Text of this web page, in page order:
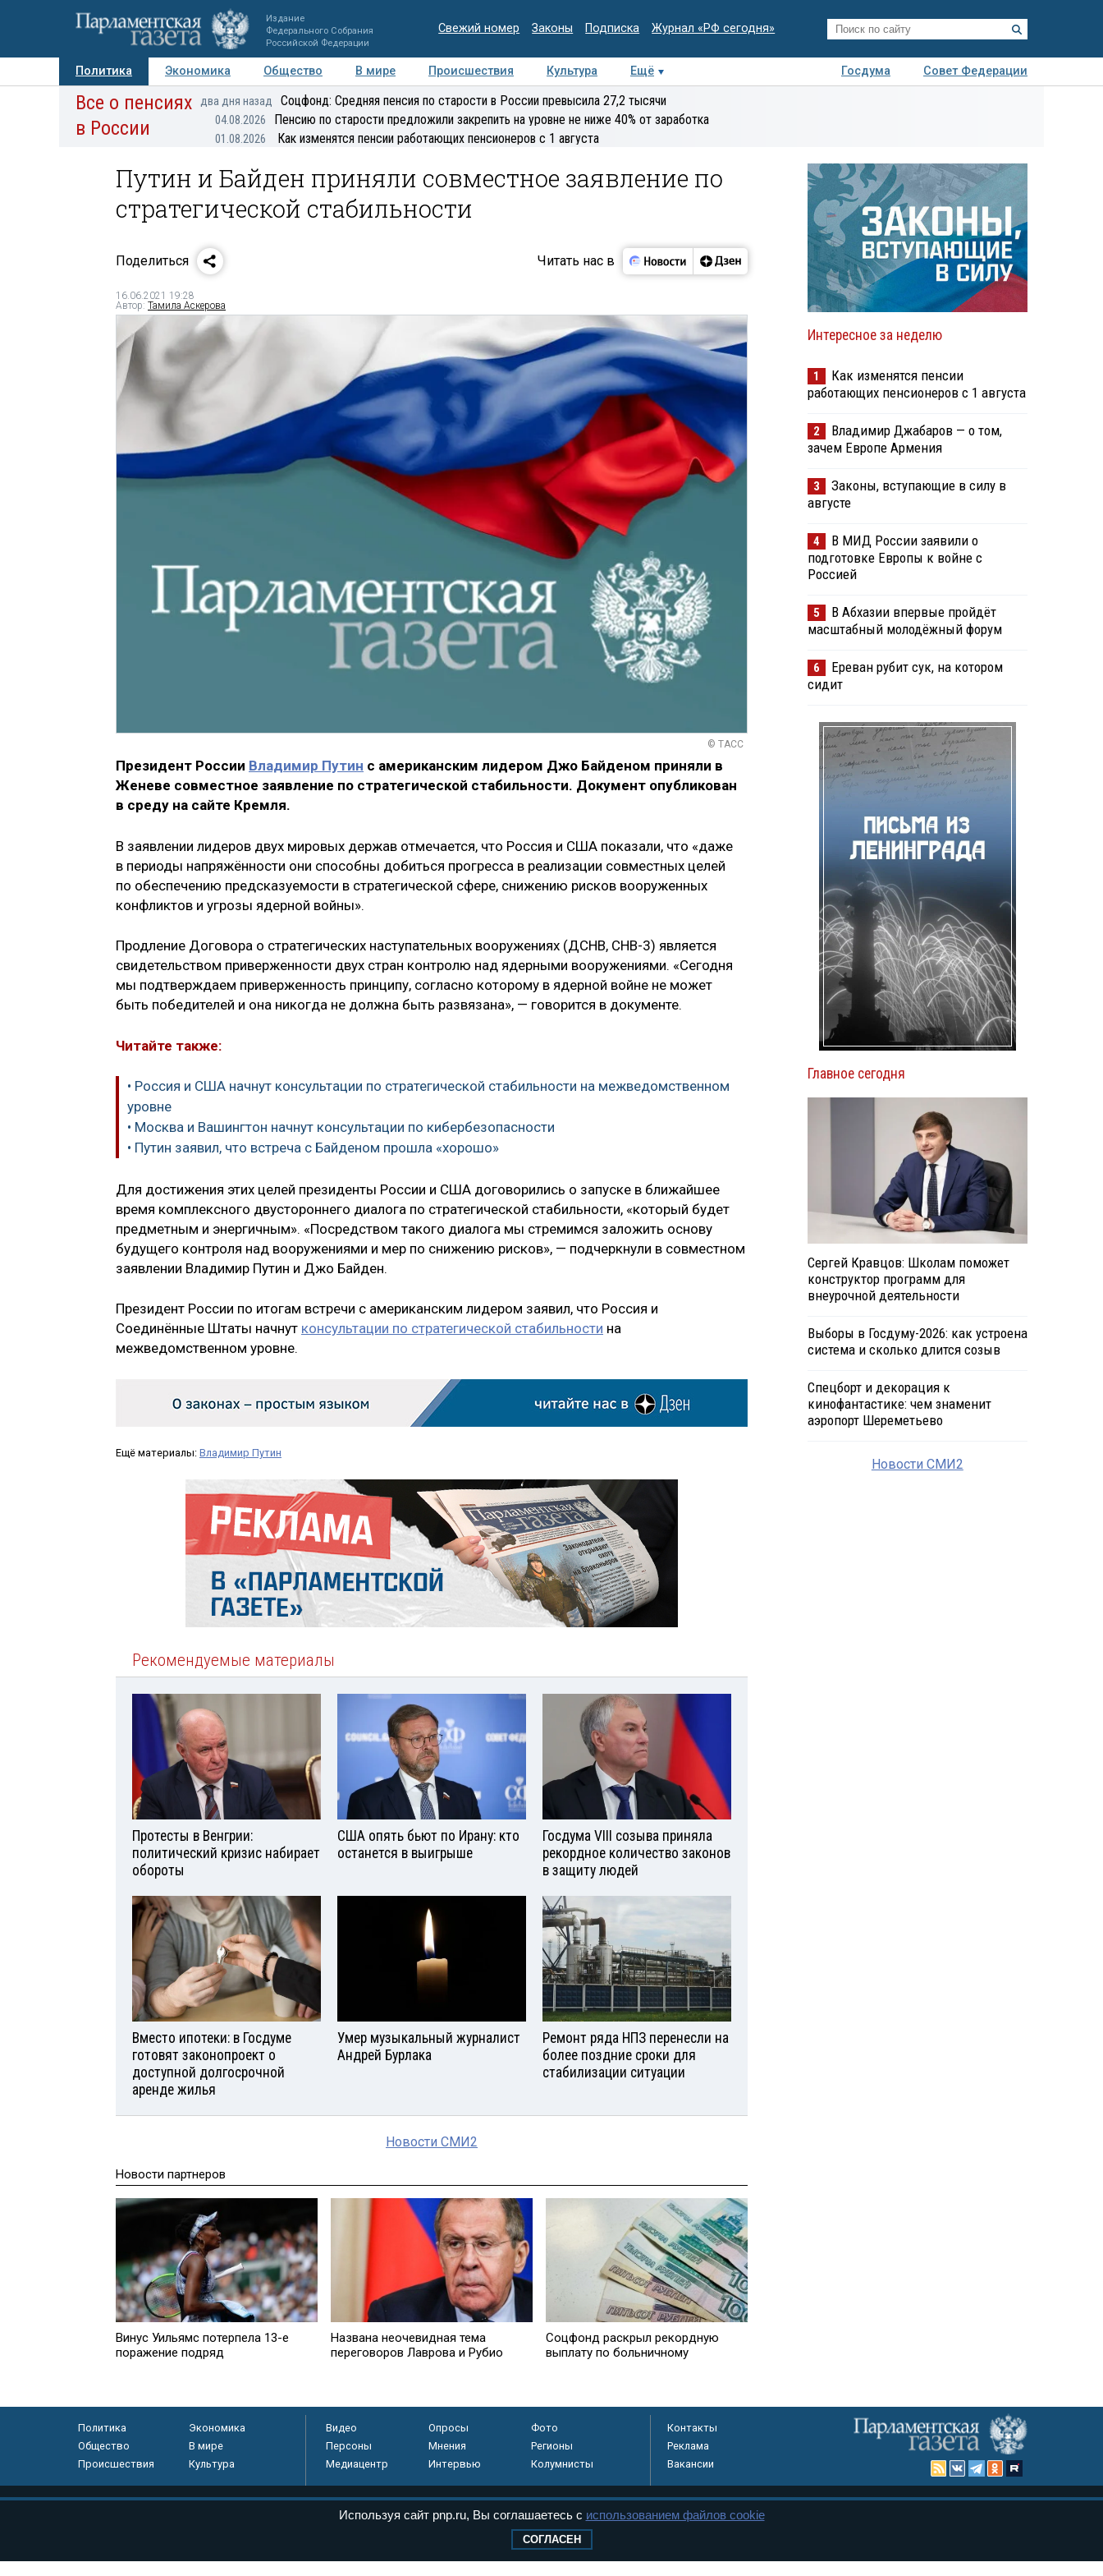
Издание
Федерального Собрания
Российской Федерации
Свежий номер Законы Подписка Журнал «РФ сегодня»
Политика Экономика Общество В мире Происшествия Культура Ещё Госдума
Совет Федерации
Авторы Персоны Мнения Регионы Медиацентр Интервью Колумнисты
Все о пенсиях
в России
два дня назад Соцфонд: Средняя пенсия по старости в России превысила 27,2 тысячи
04.08.2026 Пенсию по старости предложили закрепить на уровне не ниже 40% от заработка
01.08.2026 Как изменятся пенсии работающих пенсионеров с 1 августа
Путин и Байден приняли совместное заявление по
стратегической стабильности
Поделиться Читать нас в
16.06.2021 19:28
Автор: Тамила Аскерова
© ТАСС
Президент России Владимир Путин с американским лидером Джо Байденом приняли в
Женеве совместное заявление по стратегической стабильности. Документ опубликован
в среду на сайте Кремля.
В заявлении лидеров двух мировых держав отмечается, что Россия и США показали, что «даже
в периоды напряжённости они способны добиться прогресса в реализации совместных целей
по обеспечению предсказуемости в стратегической сфере, снижению рисков вооруженных
конфликтов и угрозы ядерной войны».
Продление Договора о стратегических наступательных вооружениях (ДСНВ, СНВ-3) является
свидетельством приверженности двух стран контролю над ядерными вооружениями. «Сегодня
мы подтверждаем приверженность принципу, согласно которому в ядерной войне не может
быть победителей и она никогда не должна быть развязана», — говорится в документе.
Читайте также:
• Россия и США начнут консультации по стратегической стабильности на межведомственном
уровне
• Москва и Вашингтон начнут консультации по кибербезопасности
• Путин заявил, что встреча с Байденом прошла «хорошо»
Для достижения этих целей президенты России и США договорились о запуске в ближайшее
время комплексного двустороннего диалога по стратегической стабильности, «который будет
предметным и энергичным». «Посредством такого диалога мы стремимся заложить основу
будущего контроля над вооружениями и мер по снижению рисков», — подчеркнули в совместном
заявлении Владимир Путин и Джо Байден.
Президент России по итогам встречи с американским лидером заявил, что Россия и
Соединённые Штаты начнут консультации по стратегической стабильности на
межведомственном уровне.
Ещё материалы: Владимир Путин
Рекомендуемые материалы
Протесты в Венгрии:
политический кризис набирает
обороты
США опять бьют по Ирану: кто
останется в выигрыше
Госдума VIII созыва приняла
рекордное количество законов
в защиту людей
Вместо ипотеки: в Госдуме
готовят законопроект о
доступной долгосрочной
аренде жилья
Умер музыкальный журналист
Андрей Бурлака
Ремонт ряда НПЗ перенесли на
более поздние сроки для
стабилизации ситуации
Новости СМИ2
Новости партнеров
Винус Уильямс потерпела 13-е
поражение подряд
Названа неочевидная тема
переговоров Лаврова и Рубио
Соцфонд раскрыл рекордную
выплату по больничному
Интересное за неделю
1
Как изменятся пенсии
работающих пенсионеров с 1 августа
2
Владимир Джабаров — о том,
зачем Европе Армения
3
Законы, вступающие в силу в
августе
4
В МИД России заявили о
подготовке Европы к войне с
Россией
5
В Абхазии впервые пройдёт
масштабный молодёжный форум
6
Ереван рубит сук, на котором
сидит
Главное сегодня
Сергей Кравцов: Школам поможет
конструктор программ для
внеурочной деятельности
Выборы в Госдуму-2026: как устроена
система и сколько длится созыв
Спецборт и декорация к
кинофантастике: чем знаменит
аэропорт Шереметьево
Новости СМИ2
Политика
Экономика
Общество
В мире
Происшествия
Культура
Видео Опросы
Фото
Персоны
Мнения
Регионы
Медиацентр
Интервью Колумнисты
Контакты
Реклама
Вакансии
массовых коммуникаций (Роскомнадзор) 05 августа 2011 года. 18+
Используя сайт pnp.ru, Вы соглашаетесь с использованием файлов cookie
СОГЛАСЕН